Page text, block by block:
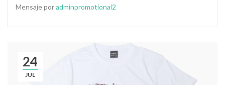
Mensaje poradminpromotional2
24
JUL